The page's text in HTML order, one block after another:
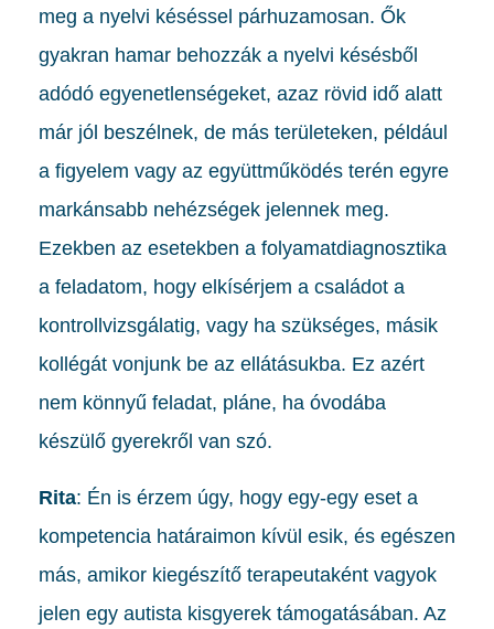
meg a nyelvi késéssel párhuzamosan. Ők
gyakran hamar behozzák a nyelvi késésből
adódó egyenetlenségeket, azaz rövid idő alatt
már jól beszélnek, de más területeken, például
a figyelem vagy az együttműködés terén egyre
markánsabb nehézségek jelennek meg.
Ezekben az esetekben a folyamatdiagnosztika
a feladatom, hogy elkísérjem a családot a
kontrollvizsgálatig, vagy ha szükséges, másik
kollégát vonjunk be az ellátásukba. Ez azért
nem könnyű feladat, pláne, ha óvodába
készülő gyerekről van szó.
Rita: Én is érzem úgy, hogy egy-egy eset a
kompetencia határaimon kívül esik, és egészen
más, amikor kiegészítő terapeutaként vagyok
jelen egy autista kisgyerek támogatásában. Az